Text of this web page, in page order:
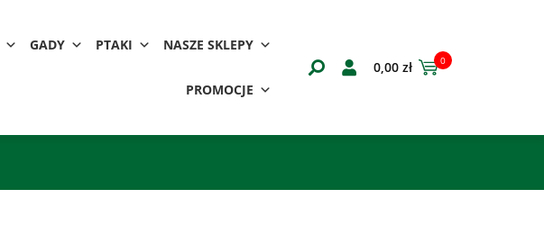
GADY PTAKI NASZE SKLEPY
PROMOCJE
0,00 zł 0